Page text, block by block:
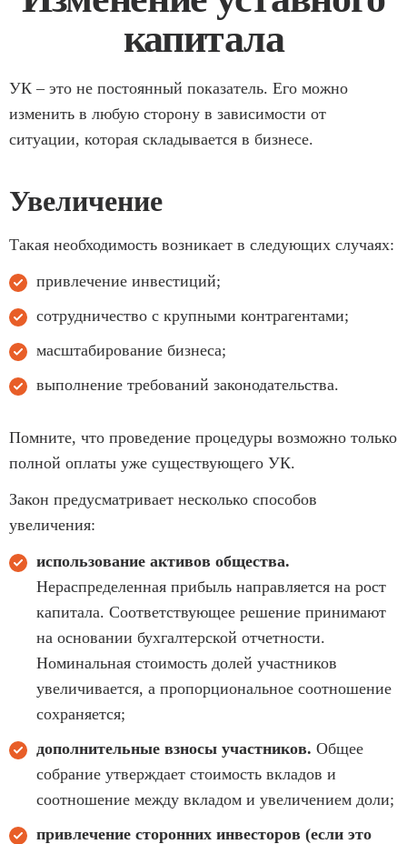
капитала
УК – это не постоянный показатель. Его можно
изменить в любую сторону в зависимости от
ситуации, которая складывается в бизнесе.
Увеличение
Такая необходимость возникает в следующих случаях:
привлечение инвестиций;
сотрудничество с крупными контрагентами;
масштабирование бизнеса;
выполнение требований законодательства.
Помните, что проведение процедуры возможно только
полной оплаты уже существующего УК.
Закон предусматривает несколько способов
увеличения:
использование активов общества.
Нераспределенная прибыль направляется на рост
капитала. Соответствующее решение принимают
на основании бухгалтерской отчетности.
Номинальная стоимость долей участников
увеличивается, а пропорциональное соотношение
сохраняется;
дополнительные взносы участников. Общее
собрание утверждает стоимость вкладов и
соотношение между вкладом и увеличением доли;
привлечение сторонних инвесторов (если это